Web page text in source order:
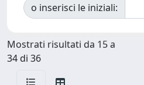
o inserisci le iniziali:
Mostrati risultati da 15 a
34 di 36